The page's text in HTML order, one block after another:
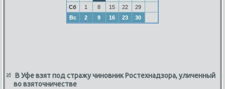
Сб
1 8 15 22
29
Вс
2 9 16 23 30
В Уфе взят под стражу чиновник Ростехнадзора, уличенный
во взяточничестве